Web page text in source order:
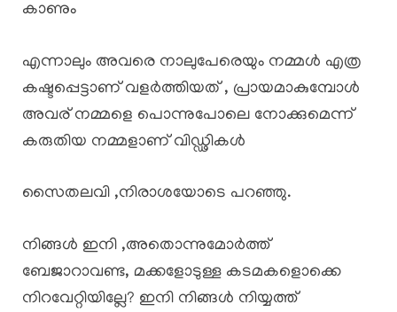
കാണും
എന്നാലും അവരെ നാലുപേരെയും നമ്മൾ എത്ര
കഷ്ടപ്പെട്ടാണ് വളർത്തിയത് , പ്രായമാകുമ്പോൾ
അവര് നമ്മളെ പൊന്നുപോലെ നോക്കുമെന്ന്
കരുതിയ നമ്മളാണ് വിഡ്ഢികൾ
സൈതലവി ,നിരാശയോടെ പറഞ്ഞു.
നിങ്ങൾ ഇനി ,അതൊന്നുമോർത്ത്
ബേജാറാവണ്ട, മക്കളോടുള്ള കടമകളൊക്കെ
നിറവേറ്റിയില്ലേ? ഇനി നിങ്ങൾ നിയ്യത്ത്